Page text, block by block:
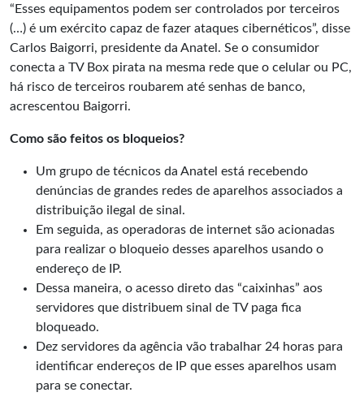
“Esses equipamentos podem ser controlados por terceiros
(…) é um exército capaz de fazer ataques cibernéticos”, disse
Carlos Baigorri, presidente da Anatel. Se o consumidor
conecta a TV Box pirata na mesma rede que o celular ou PC,
há risco de terceiros roubarem até senhas de banco,
acrescentou Baigorri.
Como são feitos os bloqueios?
Um grupo de técnicos da Anatel está recebendo
denúncias de grandes redes de aparelhos associados a
distribuição ilegal de sinal.
Em seguida, as operadoras de internet são acionadas
para realizar o bloqueio desses aparelhos usando o
endereço de IP.
Dessa maneira, o acesso direto das “caixinhas” aos
servidores que distribuem sinal de TV paga fica
bloqueado.
Dez servidores da agência vão trabalhar 24 horas para
identificar endereços de IP que esses aparelhos usam
para se conectar.